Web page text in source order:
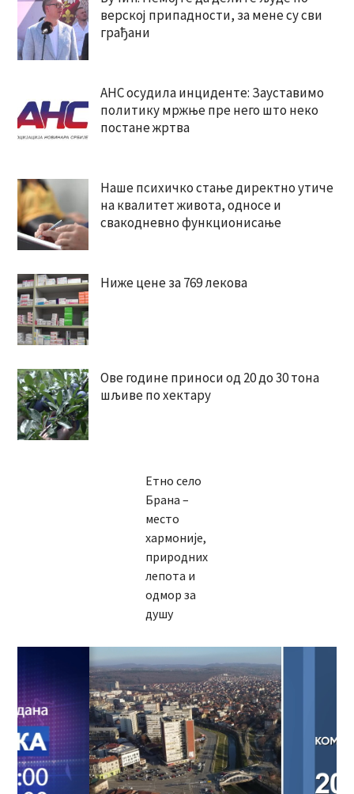
верској припадности, за мене су сви
грађани
АНС осудила инциденте: Зауставимо
политику мржње пре него што неко
постане жртва
Наше психичко стање директно утиче
на квалитет живота, односе и
свакодневно функционисање
Ниже цене за 769 лекова
Ове године приноси од 20 до 30 тона
шљиве по хектару
Етно село
Брана –
место
хармоније,
природних
лепота и
одмор за
душу